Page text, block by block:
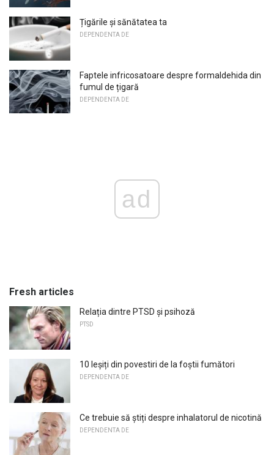
Țigările și sănătatea ta
DEPENDENTA DE
Faptele infricosatoare despre formaldehida din
fumul de țigară
DEPENDENTA DE
ad
Fresh articles
Relația dintre PTSD și psihoză
PTSD
10 Ieșiți din povestiri de la foștii fumători
DEPENDENTA DE
Ce trebuie să știți despre inhalatorul de nicotină
DEPENDENTA DE